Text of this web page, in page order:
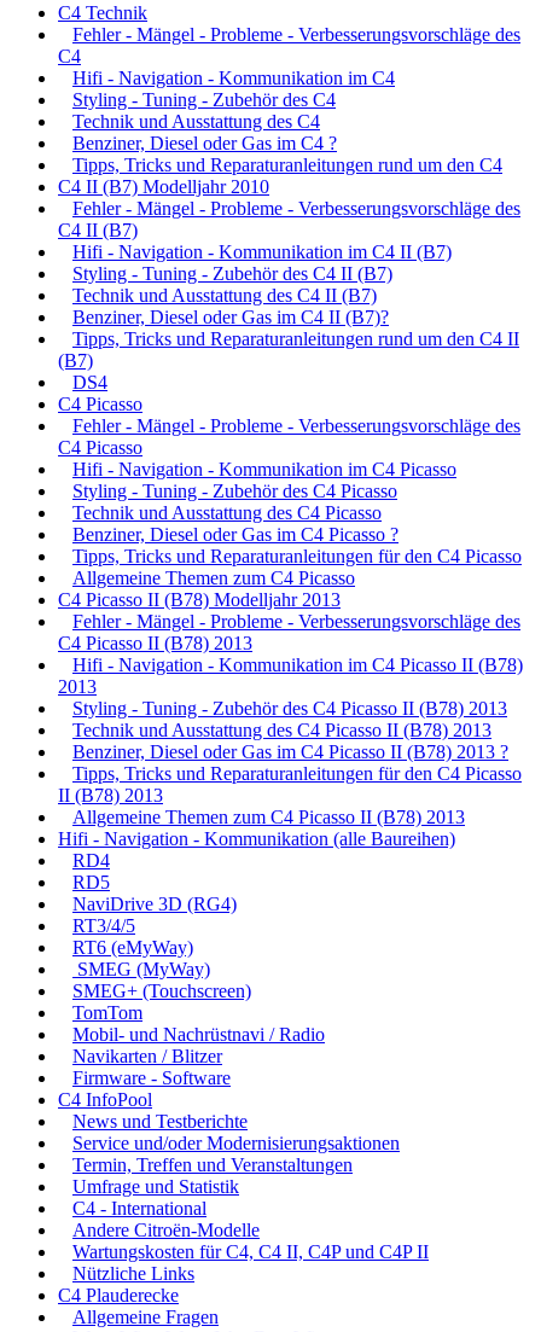
C4 Technik
Fehler - Mängel - Probleme - Verbesserungsvorschläge des
C4
Hifi - Navigation - Kommunikation im C4
Styling - Tuning - Zubehör des C4
Technik und Ausstattung des C4
Benziner, Diesel oder Gas im C4 ?
Tipps, Tricks und Reparaturanleitungen rund um den C4
C4 II (B7) Modelljahr 2010
Fehler - Mängel - Probleme - Verbesserungsvorschläge des
C4 II (B7)
Hifi - Navigation - Kommunikation im C4 II (B7)
Styling - Tuning - Zubehör des C4 II (B7)
Technik und Ausstattung des C4 II (B7)
Benziner, Diesel oder Gas im C4 II (B7)?
Tipps, Tricks und Reparaturanleitungen rund um den C4 II
(B7)
DS4
C4 Picasso
Fehler - Mängel - Probleme - Verbesserungsvorschläge des
C4 Picasso
Hifi - Navigation - Kommunikation im C4 Picasso
Styling - Tuning - Zubehör des C4 Picasso
Technik und Ausstattung des C4 Picasso
Benziner, Diesel oder Gas im C4 Picasso ?
Tipps, Tricks und Reparaturanleitungen für den C4 Picasso
Allgemeine Themen zum C4 Picasso
C4 Picasso II (B78) Modelljahr 2013
Fehler - Mängel - Probleme - Verbesserungsvorschläge des
C4 Picasso II (B78) 2013
Hifi - Navigation - Kommunikation im C4 Picasso II (B78)
2013
Styling - Tuning - Zubehör des C4 Picasso II (B78) 2013
Technik und Ausstattung des C4 Picasso II (B78) 2013
Benziner, Diesel oder Gas im C4 Picasso II (B78) 2013 ?
Tipps, Tricks und Reparaturanleitungen für den C4 Picasso
II (B78) 2013
Allgemeine Themen zum C4 Picasso II (B78) 2013
Hifi - Navigation - Kommunikation (alle Baureihen)
RD4
RD5
NaviDrive 3D (RG4)
RT3/4/5
RT6 (eMyWay)
SMEG (MyWay)
SMEG+ (Touchscreen)
TomTom
Mobil- und Nachrüstnavi / Radio
Navikarten / Blitzer
Firmware - Software
C4 InfoPool
News und Testberichte
Service und/oder Modernisierungsaktionen
Termin, Treffen und Veranstaltungen
Umfrage und Statistik
C4 - International
Andere Citroën-Modelle
Wartungskosten für C4, C4 II, C4P und C4P II
Nützliche Links
C4 Plauderecke
Allgemeine Fragen